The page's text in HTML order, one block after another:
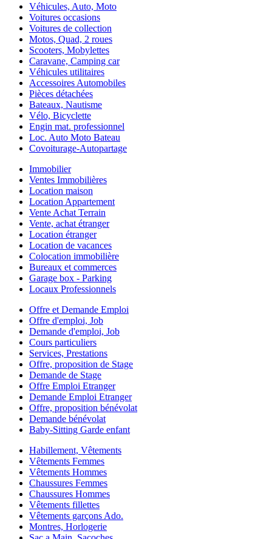
Véhicules, Auto, Moto
Voitures occasions
Voitures de collection
Motos, Quad, 2 roues
Scooters, Mobylettes
Caravane, Camping car
Véhicules utilitaires
Accessoires Automobiles
Pièces détachées
Bateaux, Nautisme
Vélo, Bicyclette
Engin mat. professionnel
Loc. Auto Moto Bateau
Covoiturage-Autopartage
Immobilier
Ventes Immobilières
Location maison
Location Appartement
Vente Achat Terrain
Vente, achat étranger
Location étranger
Location de vacances
Colocation immobilière
Bureaux et commerces
Garage box - Parking
Locaux Professionnels
Offre et Demande Emploi
Offre d'emploi, Job
Demande d'emploi, Job
Cours particuliers
Services, Prestations
Offre, proposition de Stage
Demande de Stage
Offre Emploi Etranger
Demande Emploi Etranger
Offre, proposition bénévolat
Demande bénévolat
Baby-Sitting Garde enfant
Habillement, Vêtements
Vêtements Femmes
Vêtements Hommes
Chaussures Femmes
Chaussures Hommes
Vêtements fillettes
Vêtements garçons Ado.
Montres, Horlogerie